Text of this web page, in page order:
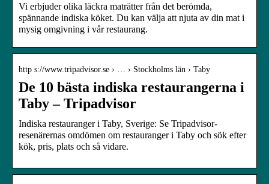
Vi erbjuder olika läckra maträtter från det berömda,
spännande indiska köket. Du kan välja att njuta av din mat i
mysig omgivning i vår restaurang.
http s://www.tripadvisor.se › … › Stockholms län › Taby
De 10 bästa indiska restaurangerna i
Taby – Tripadvisor
Indiska restauranger i Taby, Sverige: Se Tripadvisor-
resenärernas omdömen om restauranger i Taby och sök efter
kök, pris, plats och så vidare.